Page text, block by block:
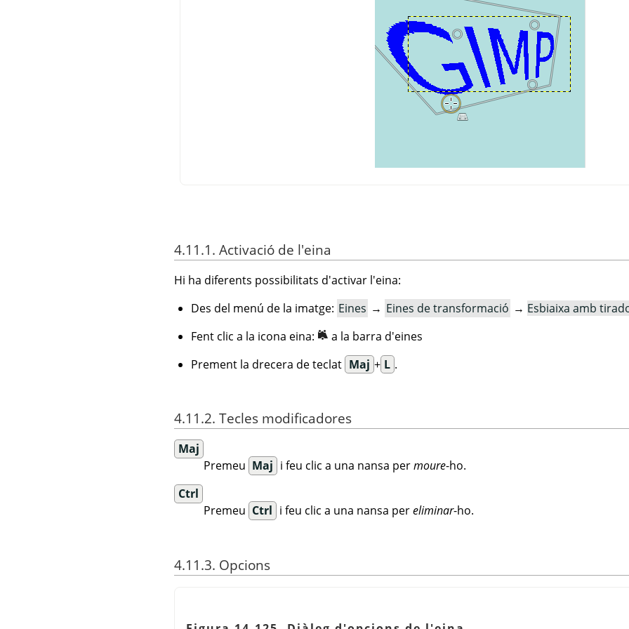
4.11.1. Activació de l'eina
Hi ha diferents possibilitats d'activar l'eina:
Des del menú de la imatge: Eines → Eines de transformació → Esbiaixa amb
Fent clic a la icona eina:
a la barra d'eines
Prement la drecera de teclat Maj + L .
4.11.2. Tecles modificadores
Maj
Premeu Maj i feu clic a una nansa permoure-ho.
Ctrl
Premeu Ctrl i feu clic a una nansa pereliminar-ho.
4.11.3. Opcions